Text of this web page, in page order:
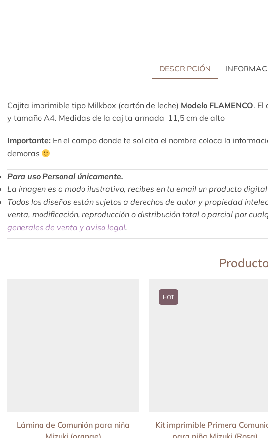
DESCRIPCIÓN
Cajita imprimible tipo Milkbox (cartón de leche) Modelo FLAMENCO. El
y tamaño A4. Medidas de la cajita armada: 11,5 cm de alto
Importante: En el campo donde te solicita el nombre coloca la
demoras
Para uso Personal únicamente.
La imagen es a modo ilustrativo, recibes en tu email un producto
Todos los diseños están sujetos a derechos de autor y propiedad
venta, modificación, reproducción o distribución total o parcial por
generales de venta y aviso legal.
Lámina de Comunión para niña
HOT
Kit imprimible Primera